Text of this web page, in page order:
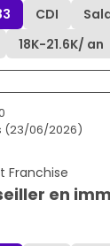
CDI
18K-21.6K/ an
(23/06/2026)
Franchise
en